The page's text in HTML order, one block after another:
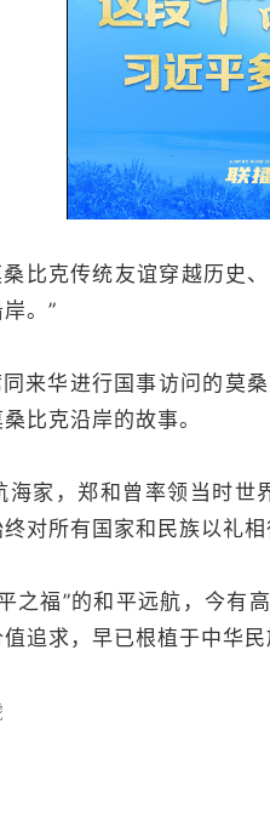
桑比克传统友谊穿越历史
。”
来华进行国事访问的莫
比克沿岸的故事。
海家，郑和曾率领当时
对所有国家和民族以礼
之福”的和平远航，今有
追求，早已根植于中华